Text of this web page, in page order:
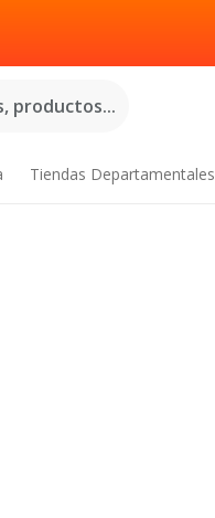
productos...
Tiendas Departamentales